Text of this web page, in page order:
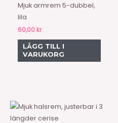
Mjuk armrem 5-dubbel,
lila
60,00 kr
LÄGG TILL I
VARUKORG